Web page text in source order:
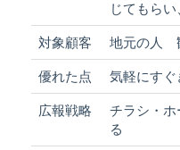
じてもらい
対象顧客 地元の人
優れた点 気軽にすぐ
広報戦略
チラシ・ホ
る